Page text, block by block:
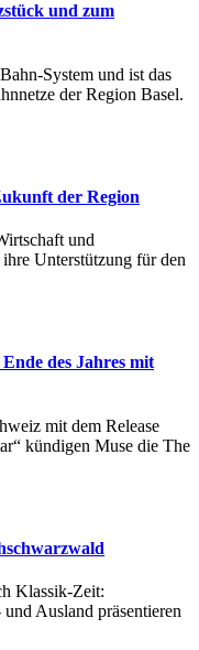
und zum
System und ist das
der Region Basel.
der Region
und
Unterstützung für den
des Jahres mit
mit dem Release
kündigen Muse die The
Klassik-Zeit:
Ausland präsentieren